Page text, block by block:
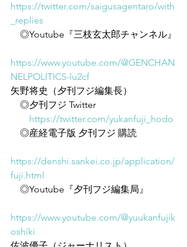
https://twitter.com/saigusagentaro/with
_replies
◎Youtube『三枝玄太郎チャンネル』
https://www.youtube.com/@GENCHAN
NELPOLITICS-lu2cf
矢野将史（夕刊フジ編集長）
◎夕刊フジ Twitter
https://twitter.com/yukanfuji_hodo
◎産経電子版 夕刊フジ 購読
https://denshi.sankei.co.jp/application/
fuji.html
◎Youtube『夕刊フジ編集局』
https://www.youtube.com/@yuukanfujik
oshiki